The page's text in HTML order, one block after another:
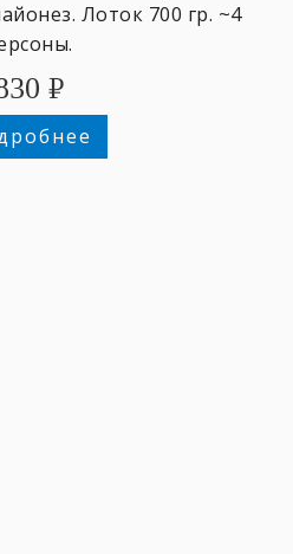
Лоток 700 гр. ~4
₽